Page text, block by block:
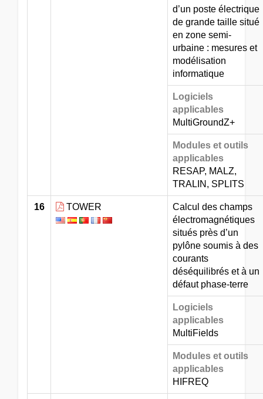
d’un poste électrique
de grande taille situé
en zone semi-
urbaine : mesures et
modélisation
informatique
Logiciels
applicables
MultiGroundZ+
Modules et outils
applicables
RESAP, MALZ,
TRALIN, SPLITS
16 TOWER
Calcul des champs
électromagnétiques
situés près d’un
pylône soumis à des
courants
déséquilibrés et à un
défaut phase-terre
Logiciels
applicables
MultiFields
Modules et outils
applicables
HIFREQ